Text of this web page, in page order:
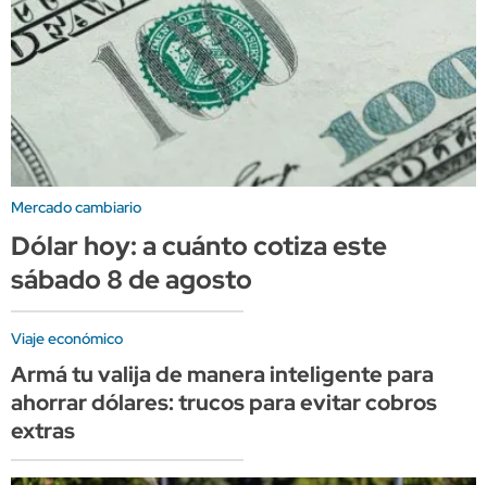
Mercado cambiario
Dólar hoy: a cuánto cotiza este
sábado 8 de agosto
Viaje económico
Armá tu valija de manera inteligente para
ahorrar dólares: trucos para evitar cobros
extras